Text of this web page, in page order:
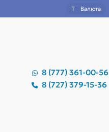
₸ Валюта
8 (777) 361-00-56
8 (727) 379-15-36